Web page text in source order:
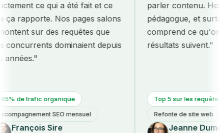
ce qui a été fait et ce
Nos pages salons
sur des requêtes que
dominaient depuis
trafic organique
SEO mensuel
Sire
parler contenu. Honnête,
pédagogue, et surtout
comprend ce qu'on
résultats suivent."
Top 5 sur les requêtes métier
Refonte de site web
Jeanne Dumont